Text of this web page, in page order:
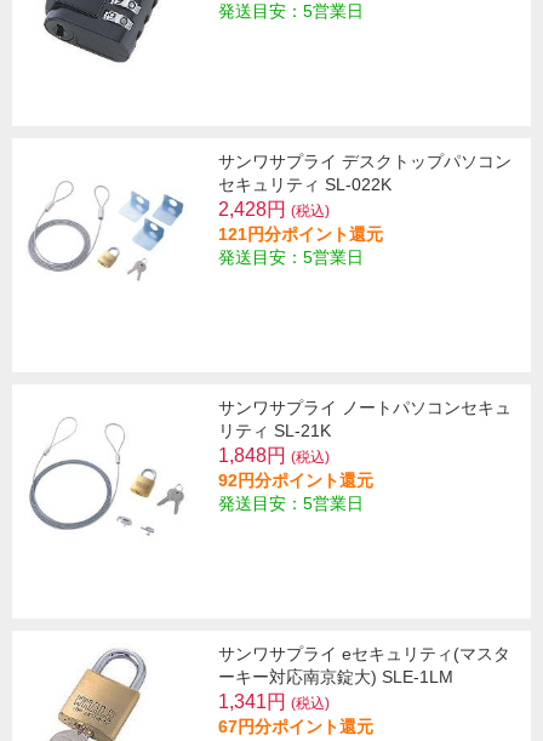
発送目安：5営業日
サンワサプライ デスクトップパソコン
セキュリティ SL-022K
2,428円 (税込)
121円分ポイント還元
発送目安：5営業日
サンワサプライ ノートパソコンセキュ
リティ SL-21K
1,848円 (税込)
92円分ポイント還元
発送目安：5営業日
サンワサプライ eセキュリティ(マスタ
ーキー対応南京錠大) SLE-1LM
1,341円 (税込)
67円分ポイント還元